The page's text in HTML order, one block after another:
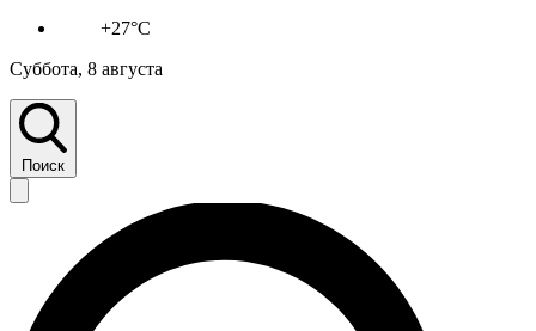
+27°C
Суббота, 8 августа
Поиск